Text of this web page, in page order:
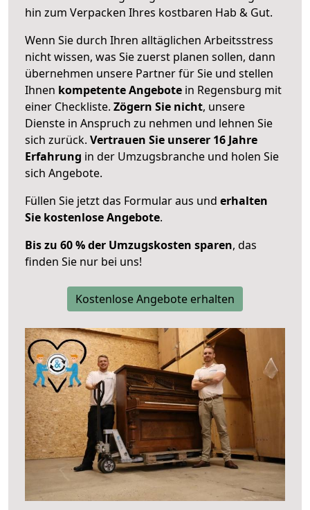
hin zum Verpacken Ihres kostbaren Hab & Gut.
Wenn Sie durch Ihren alltäglichen Arbeitsstress
nicht wissen, was Sie zuerst planen sollen, dann
übernehmen unsere Partner für Sie und stellen
Ihnen kompetente Angebote in Regensburg mit
einer Checkliste. Zögern Sie nicht, unsere
Dienste in Anspruch zu nehmen und lehnen Sie
sich zurück. Vertrauen Sie unserer 16 Jahre
Erfahrung in der Umzugsbranche und holen Sie
sich Angebote.
Füllen Sie jetzt das Formular aus und erhalten
Sie kostenlose Angebote.
Bis zu 60 % der Umzugskosten sparen, das
finden Sie nur bei uns!
Kostenlose Angebote erhalten